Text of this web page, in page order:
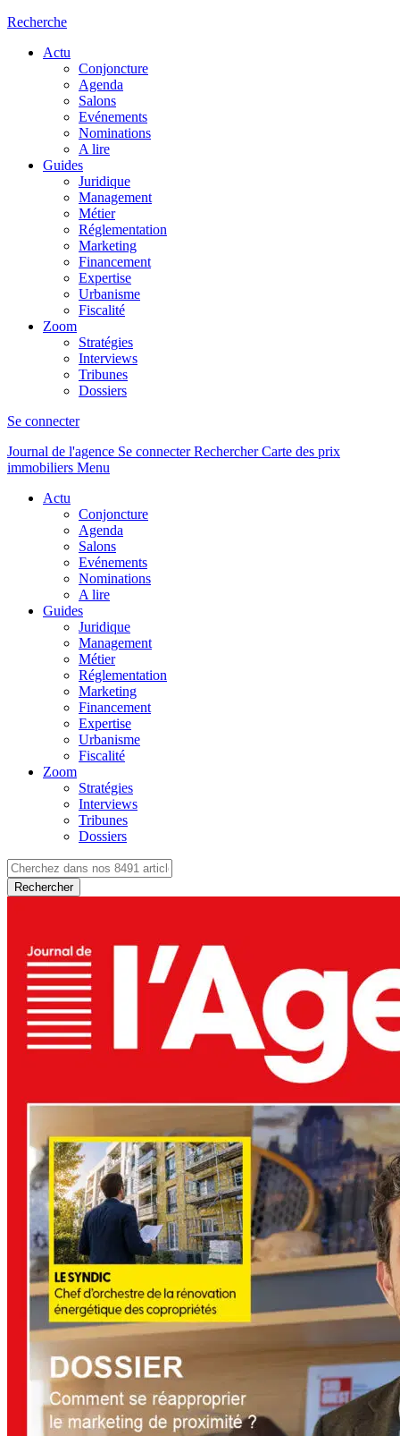
Recherche
Actu
Conjoncture
Agenda
Salons
Evénements
Nominations
A lire
Guides
Juridique
Management
Métier
Réglementation
Marketing
Financement
Expertise
Urbanisme
Fiscalité
Zoom
Stratégies
Interviews
Tribunes
Dossiers
Se connecter
Journal de l'agence Se connecterRechercher Carte des prix
immobiliers Menu
Actu
Conjoncture
Agenda
Salons
Evénements
Nominations
A lire
Guides
Juridique
Management
Métier
Réglementation
Marketing
Financement
Expertise
Urbanisme
Fiscalité
Zoom
Stratégies
Interviews
Tribunes
Dossiers
Rechercher